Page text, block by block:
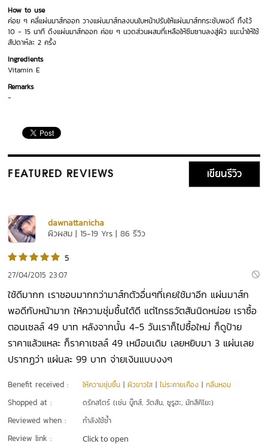
How to use
ค่อย ๆ คลี่แผ่นมาส์กออก วางแผ่นมาส์กลงบนใบหน้าปรับให้แผ่นมาส์กกระชับพอดี ทิ้งไว้
10 - 15 นาที ดึงแผ่นมาส์กออก ค่อย ๆ นวดส่วนผสมที่เหลือให้ซึมซาบลงสู่ผิว แนะนำให้ใช้
สัปดาห์ละ 2 ครั้ง
Ingredients
Vitamin E
Remarks
-
FEATURED REVIEWS เขียนรีวิว
dawnattanicha
ผิวผสม | 15-19 Yrs | 86 รีวิว
5
27/04/2015 23:07
ใช้ดีมากก เราชอบมากกว่ามาส์กตัวอื่นๆที่เคยใช้มาอีก แผ่นมาส์ก
พอดีกับหน้ามาก ให้ความชุ่มชื้นได้ดี แต่โกรธวัตสันนิดหน่อย เราซื้อ
ตอนเซลล์ 49 บาท หลังจากนั้น 4-5 วันเราก็ไปซื้อใหม่ ก็ดูป้าย
ราคาแล้วแหละ ก็ราคาเซลล์ 49 เหมือนเดิม เลยหยิบมา 3 แผ่นเลย
ปรากฏว่า แผ่นละ 99 บาท จ่ายเงินแบบงงๆ
Benefit received : ให้ความชุ่มชื้น |ผิวขาวใส |ไม่ระคายเคือง |กลิ่นหอม
Shopped at : ดรักสโตร์ (เช่น บู๊ทส์, วัตสัน, ซูรูฮะ, มัทสึคิโยะ)
Reviewed when : กำลังใช้ซ้ำ
Review link : Click to open